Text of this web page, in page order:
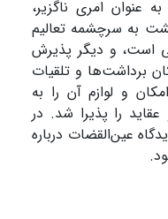
عنوان امری ناگزیر،
به سرچشمه تعالیم
است، و دیگر پذیرش
برداشت‌ها و تلقیات
و لوازم آن را به
را پذیرا شد. در
عین‌القضات درباره